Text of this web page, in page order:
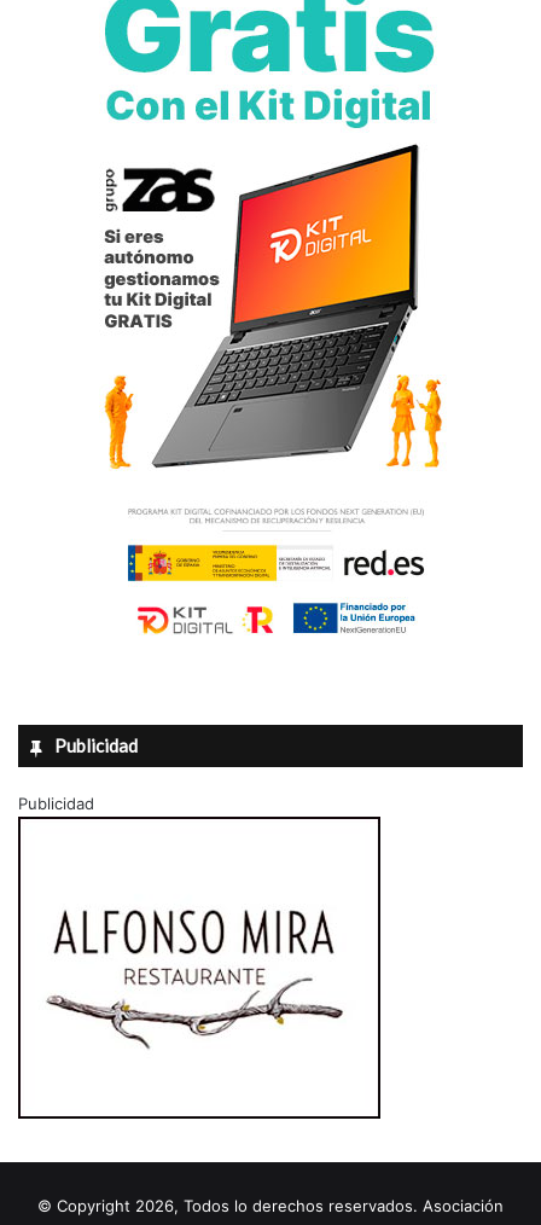
Publicidad
Publicidad
© Copyright 2026, Todos lo derechos reservados. Asociación